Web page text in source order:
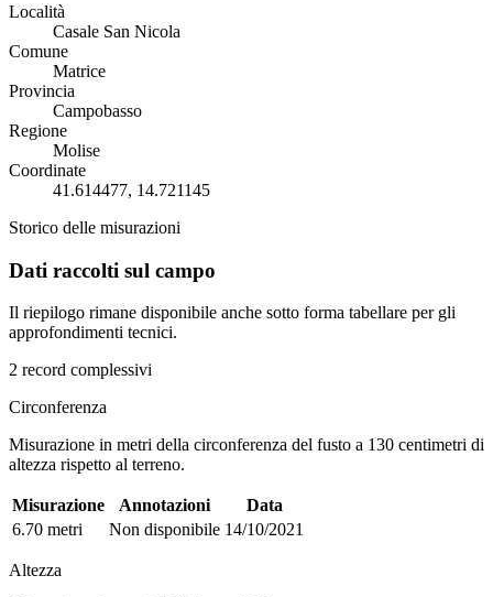
Località
Casale San Nicola
Comune
Matrice
Provincia
Campobasso
Regione
Molise
Coordinate
41.614477, 14.721145
Storico delle misurazioni
Dati raccolti sul campo
Il riepilogo rimane disponibile anche sotto forma tabellare per gli
approfondimenti tecnici.
2 record complessivi
Circonferenza
Misurazione in metri della circonferenza del fusto a 130 centimetri di
altezza rispetto al terreno.
Misurazione Annotazioni
Data
6.70 metri
Non disponibile 14/10/2021
Altezza